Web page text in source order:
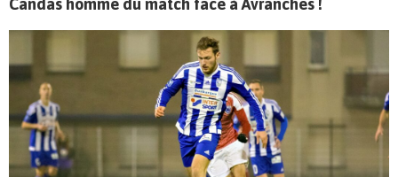
Candas homme du match face à Avranches !